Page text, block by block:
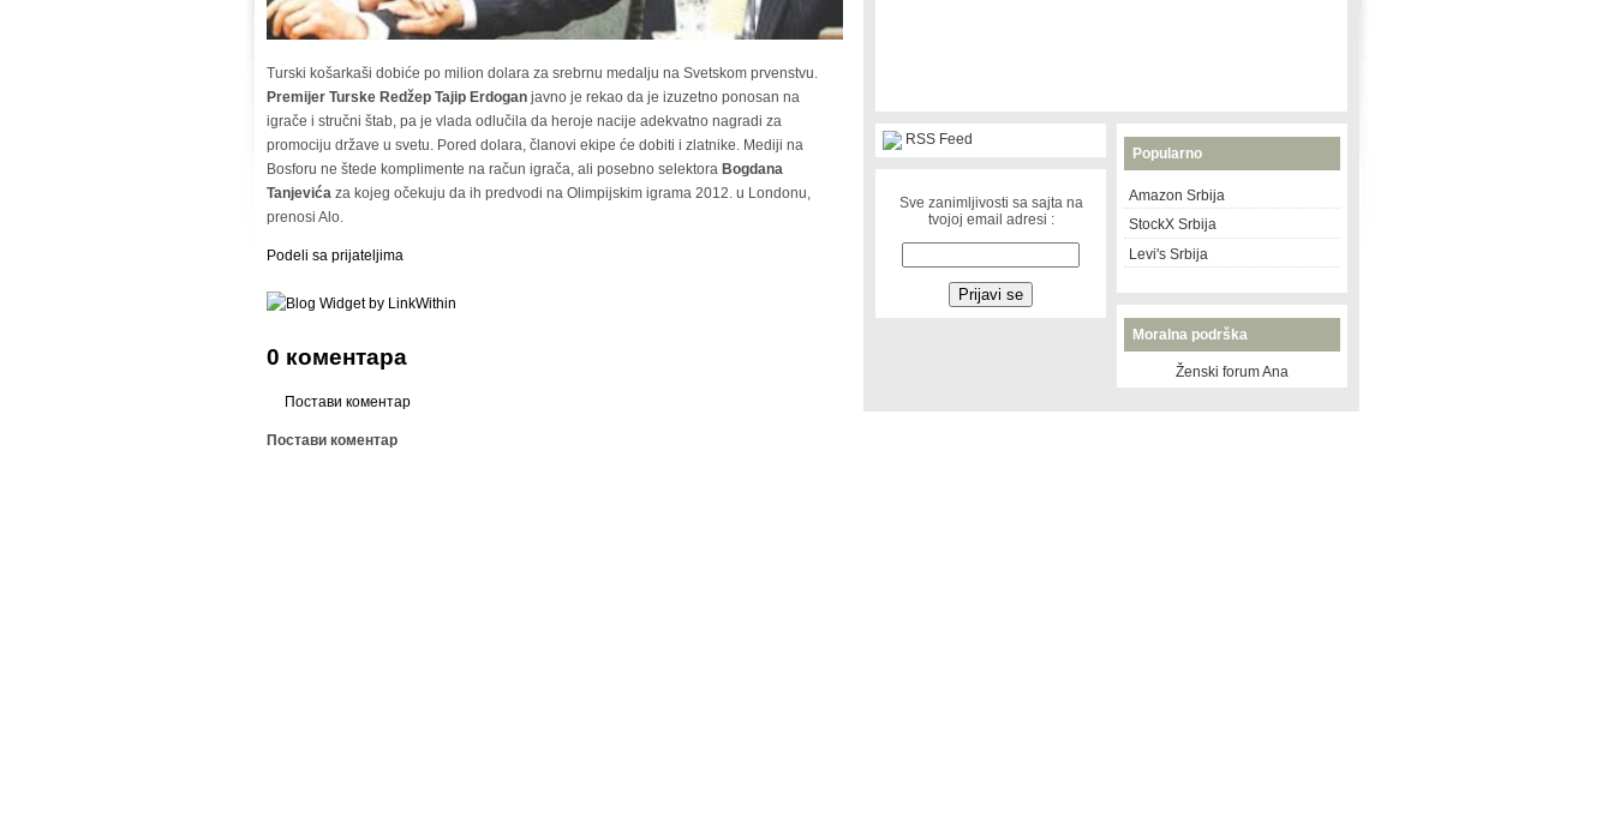
Turski košarkaši dobiće po milion dolara za srebrnu medalju na Svetskom prvenstvu.
Premijer Turske Redžep Tajip Erdogan javno je rekao da je izuzetno ponosan na
igrače i stručni štab, pa je vlada odlučila da heroje nacije adekvatno nagradi za
promociju države u svetu. Pored dolara, članovi ekipe će dobiti i zlatnike. Mediji na
Bosforu ne štede komplimente na račun igrača, ali posebno selektora Bogdana
Tanjevića za kojeg očekuju da ih predvodi na Olimpijskim igrama 2012. u Londonu,
prenosi Alo.
Podeli sa prijateljima
0 коментара
Постави коментар
Постави коментар
RSS Feed
Sve zanimljivosti sa sajta na
tvojoj email adresi :
Popularno
Amazon Srbija
StockX Srbija
Levi's Srbija
Moralna podrška
Ženski forum Ana